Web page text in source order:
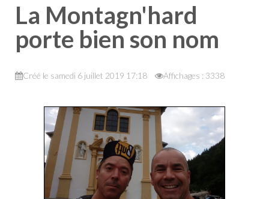
La Montagn'hard
porte bien son nom
Créé le samedi 6 juillet 2019 17:18 Affichages : 3338